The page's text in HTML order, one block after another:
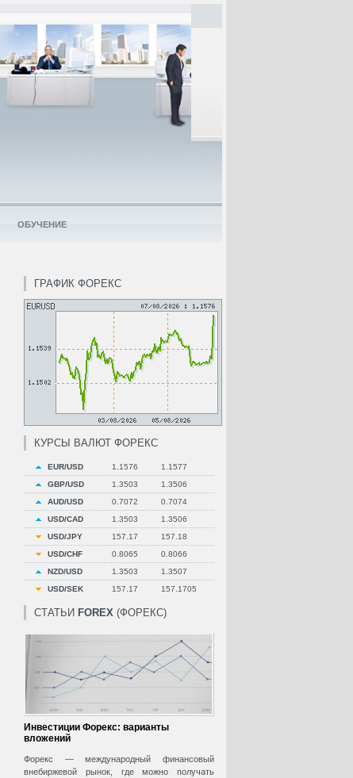
ГРАФИК ФОРЕКС
КУРСЫ ВАЛЮТ ФОРЕКС
EUR/USD 1.1576
1.1577
GBP/USD
1.3503
1.3506
AUD/USD
0.7072
0.7074
USD/CAD
1.3503
1.3506
USD/JPY
157.17
157.18
USD/CHF
0.8065
0.8066
NZD/USD
1.3503
1.3507
USD/SEK
157.17 157.1705
СТАТЬИ FOREX (ФОРЕКС)
Инвестиции Форекс: варианты
вложений
Форекс — международный финансовый
внебиржевой рынок, где можно получать
ОБУЧЕНИЕ